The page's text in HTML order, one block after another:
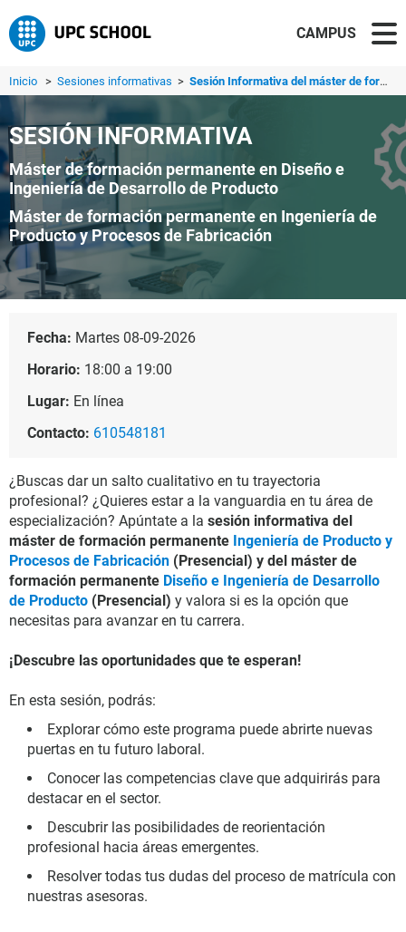
CAMPUS
Inicio > Sesiones informativas > Sesión Informativa del máster de formación permanente en ...
SESIÓN INFORMATIVA
Máster de formación permanente en Diseño e
Ingeniería de Desarrollo de Producto
Máster de formación permanente en Ingeniería de
Producto y Procesos de Fabricación
Fecha: Martes 08-09-2026
Horario: 18:00 a 19:00
Lugar: En línea
Contacto: 610548181
¿Buscas dar un salto cualitativo en tu trayectoria
profesional? ¿Quieres estar a la vanguardia en tu área de
especialización? Apúntate a la sesión informativa del
máster de formación permanente Ingeniería de Producto y
Procesos de Fabricación (Presencial) y del máster de
formación permanente Diseño e Ingeniería de Desarrollo
de Producto (Presencial) y valora si es la opción que
necesitas para avanzar en tu carrera.
¡Descubre las oportunidades que te esperan!
En esta sesión, podrás:
Explorar cómo este programa puede abrirte nuevas
puertas en tu futuro laboral.
Conocer las competencias clave que adquirirás para
destacar en el sector.
Descubrir las posibilidades de reorientación
profesional hacia áreas emergentes.
Resolver todas tus dudas del proceso de matrícula con
nuestras asesoras.